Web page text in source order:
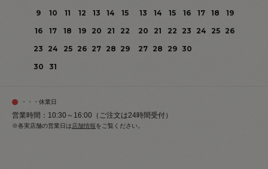
9
10 11 12 13 14
15
16
17 18 19 20 21
22
23
24 25 26 27 28 29
30
31
13
14 15 16 17 18
19
20
21 22 23 24 25
26
27 28 29 30
・・・休業日
営業時間：10:30～16:00（ご注文は24時間受付）
※各実店舗の営業日は 店舗情報をご覧ください。